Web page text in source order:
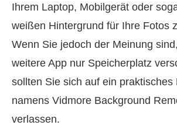
Ihrem Laptop, Mobilgerät oder
weißen Hintergrund für Ihre Fotos
Wenn Sie jedoch der Meinung
weitere App nur Speicherplatz
sollten Sie sich auf ein praktisches
namens Vidmore Background
verlassen.